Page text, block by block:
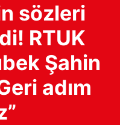
sözleri
RTUK
Şahin
adım